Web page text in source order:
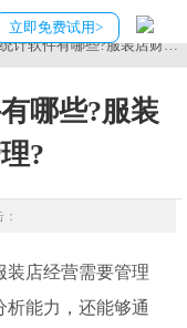
立即免费试用>
计软件有哪些?服装店财务
哪些?服装
?
店经营需要管理
析能力，还能够通